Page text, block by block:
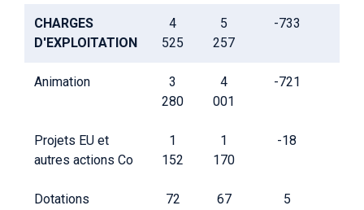
CHARGES
D'EXPLOITATION
4
525
5
257
-733
Animation
3
280
4
001
-721
Projets EU et
autres actions Co
1
152
1
170
-18
Dotations
72 67 5